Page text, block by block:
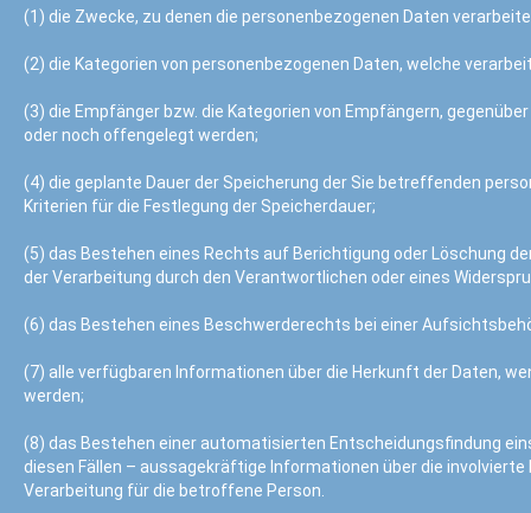
(1) die Zwecke, zu denen die personenbezogenen Daten
(2) die Kategorien von personenbezogenen Daten, welche
(3) die Empfänger bzw. die Kategorien von Empfängern,
oder noch offengelegt werden;
(4) die geplante Dauer der Speicherung der Sie betreffenden
Kriterien für die Festlegung der Speicherdauer;
(5) das Bestehen eines Rechts auf Berichtigung oder Löschung
der Verarbeitung durch den Verantwortlichen oder eines
(6) das Bestehen eines Beschwerderechts bei einer
(7) alle verfügbaren Informationen über die Herkunft der Daten,
werden;
(8) das Bestehen einer automatisierten Entscheidungsfindung
diesen Fällen – aussagekräftige Informationen über die
Verarbeitung für die betroffene Person.